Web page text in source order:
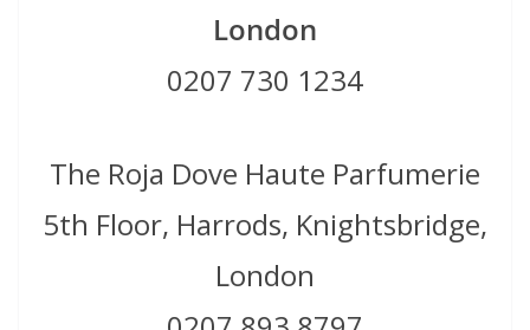
London
0207 730 1234
The Roja Dove Haute Parfumerie
5th Floor, Harrods, Knightsbridge,
London